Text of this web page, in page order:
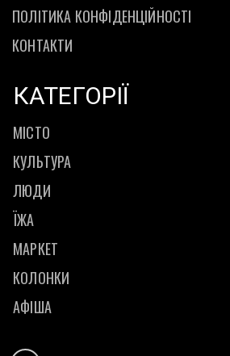
ПОЛІТИКА КОНФІДЕНЦІЙНОСТІ
КОНТАКТИ
КАТЕГОРІЇ
МІСТО
КУЛЬТУРА
ЛЮДИ
ЇЖА
МАРКЕТ
КОЛОНКИ
АФІША